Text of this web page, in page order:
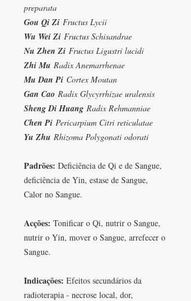
preparata
Gou Qi Zi Fructus Lycii
Wu Wei Zi Fructus Schisandrae
Nu Zhen Zi Fructus Ligustri lucidi
Zhi Mu Radix Anemarrhenae
Mu Dan Pi Cortex Moutan
Gan Cao Radix Glycyrrhizae uralensis
Sheng Di Huang Radix Rehmanniae
Chen Pi Pericarpium Citri reticulatae
Yu Zhu Rhizoma Polygonati odorati
Padrões: Deficiência de Qi e de Sangue,
deficiência de Yin, estase de Sangue,
Calor no Sangue.
Acções: Tonificar o Qi, nutrir o Sangue,
nutrir o Yin, mover o Sangue, arrefecer o
Sangue.
Indicações: Efeitos secundários da
radioterapia - necrose local, dor,